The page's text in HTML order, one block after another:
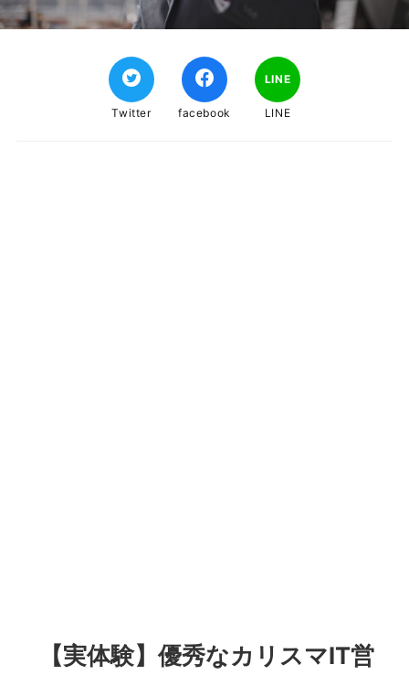
Twitter facebook
LINE
LINE
【実体験】優秀なカリスマIT営